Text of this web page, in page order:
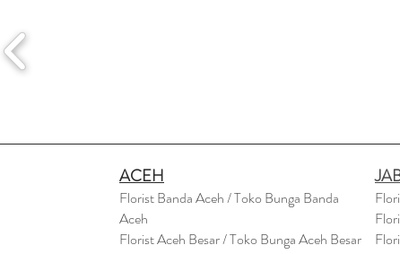
ACEH
Florist Banda Aceh / Toko Bunga Banda
Aceh
Florist Aceh Besar / Toko Bunga Aceh Besar